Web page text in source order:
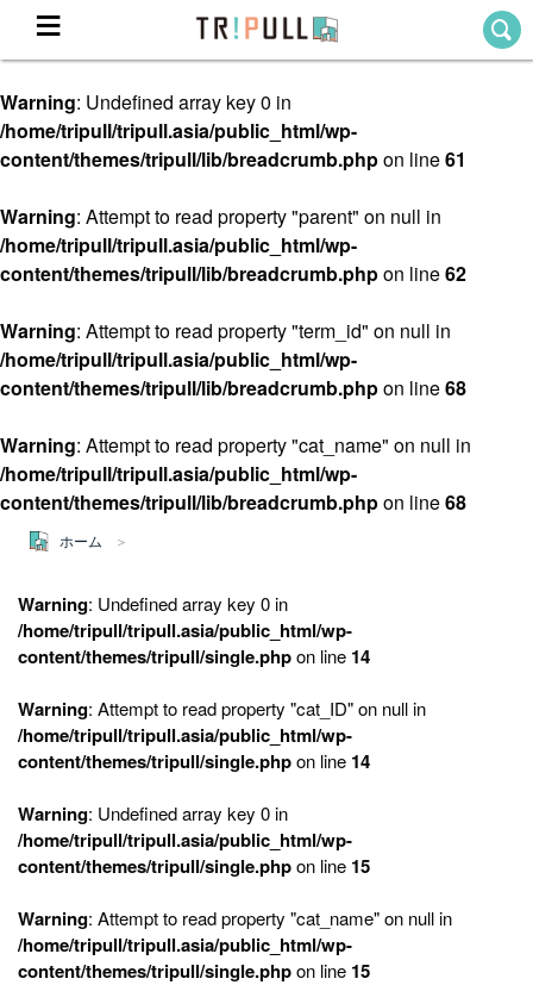
ホーム
Theme
テーマから探す
TRIPULLブログ
About
私たちについて
Warning: Undefined array key 0 in
/home/tripull/tripull.asia/public_html/wp-
content/themes/tripull/lib/breadcrumb.phpon line61
Warning: Attempt to read property "parent" on null in
/home/tripull/tripull.asia/public_html/wp-
content/themes/tripull/lib/breadcrumb.phpon line62
Warning: Attempt to read property "term_id" on null in
/home/tripull/tripull.asia/public_html/wp-
content/themes/tripull/lib/breadcrumb.phpon line68
Warning: Attempt to read property "cat_name" on null in
/home/tripull/tripull.asia/public_html/wp-
content/themes/tripull/lib/breadcrumb.phpon line68
ホーム
Warning: Undefined array key 0 in
/home/tripull/tripull.asia/public_html/wp-
content/themes/tripull/single.phpon line 14
Warning: Attempt to read property "cat_ID" on null in
/home/tripull/tripull.asia/public_html/wp-
content/themes/tripull/single.phpon line 14
Warning: Undefined array key 0 in
/home/tripull/tripull.asia/public_html/wp-
content/themes/tripull/single.phpon line 15
Warning: Attempt to read property "cat_name" on null in
/home/tripull/tripull.asia/public_html/wp-
content/themes/tripull/single.phpon line 15